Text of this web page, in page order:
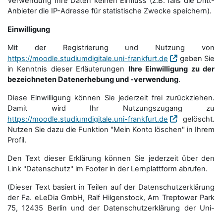
Anbieter die IP-Adresse für statistische Zwecke speichern).
Einwilligung
Mit der Registrierung und Nutzung von
https://moodle.studiumdigitale.uni-frankfurt.de
geben Sie
in Kenntnis dieser Erläuterungen Ihre Einwilligung zu der
bezeichneten Datenerhebung und -verwendung.
Diese Einwilligung können Sie jederzeit frei zurückziehen.
Damit wird Ihr Nutzungszugang zu
https://moodle.studiumdigitale.uni-frankfurt.de
gelöscht.
Nutzen Sie dazu die Funktion "Mein Konto löschen" in Ihrem
Profil.
Den Text dieser Erklärung können Sie jederzeit über den
Link "Datenschutz" im Footer in der Lernplattform abrufen.
(Dieser Text basiert in Teilen auf der Datenschutzerklärung
der Fa. eLeDia GmbH, Ralf Hilgenstock, Am Treptower Park
75, 12435 Berlin und der Datenschutzerklärung der Uni-